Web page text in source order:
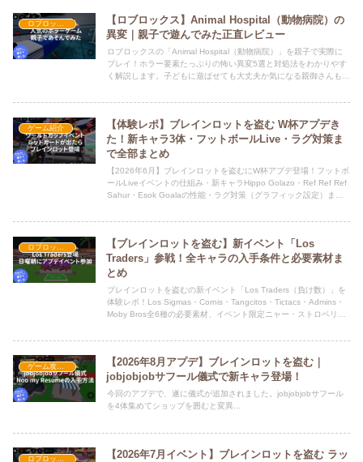
【ロブロックス】Animal Hospital（動物病院）の
異変｜親子で遊んでみた正直レビュー
ロブロックスの「Animal Hospital（動物病院）」を親子で実際に
プレイ！ホラー要素たっぷりの怖い異変5選と対処法をわかりやす
く解説します。子どもに遊ばせても大丈夫か気になる親御さんも必
ゲーム紹介
【体験レポ】ブレインロットを盗む W杯アプデき
た！新キャラ3体・フットボールLive・ラグ対策ま
で全部まとめ
【2026年6月】ブレインロットを盗むにW杯アプデ登場！フットボ
ールLiveイベントの仕組み・新キャラHippo Golazo・Ref Ref Ref
Sahur・Esok Goalaの性能・ラグ対策（グラフィック設定）まで
【ブレインロットを盗む】新イベント「Los
Traders」参戦！全キャラの入手条件と必要素材ま
とめ
ブレインロットを盗むの新イベント「Los Traders（負け数）」を
体験レポ！Los Sigmas・Cornis・Tangcitos・Tictacs・Admins・
Moby Bros全6種の必要素材、イベント限定ニャー・ストロベリー
【2026年8月アプデ】ブレインロットを盗む｜
jobjobjobサフール儀式で新キャラ登場！
今回のアプデで、遂に儀式が追加されました。jobjobjobサフール
を4体集めてショップを囲むと変異...
【2026年7月イベント】ブレインロットを盗む ラッ